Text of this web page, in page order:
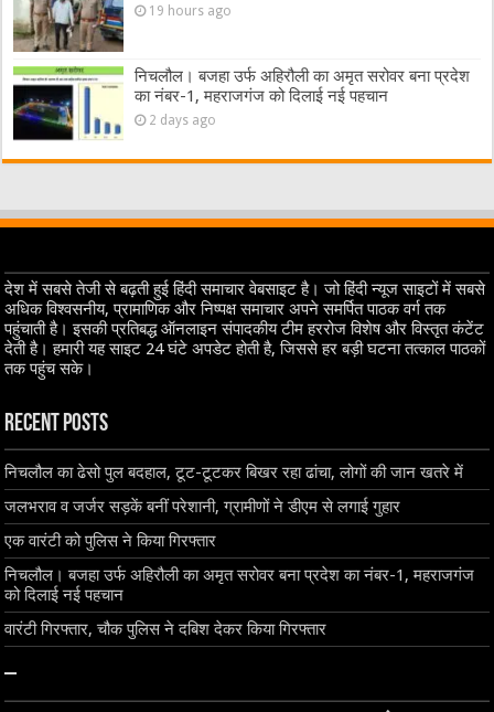
19 hours ago
निचलौल। बजहा उर्फ अहिरौली का अमृत सरोवर बना प्रदेश
का नंबर-1, महराजगंज को दिलाई नई पहचान
2 days ago
देश में सबसे तेजी से बढ़ती हुई हिंदी समाचार वेबसाइट है। जो हिंदी न्यूज साइटों में सबसे
अधिक विश्वसनीय, प्रामाणिक और निष्पक्ष समाचार अपने समर्पित पाठक वर्ग तक
पहुंचाती है। इसकी प्रतिबद्ध ऑनलाइन संपादकीय टीम हररोज विशेष और विस्तृत कंटेंट
देती है। हमारी यह साइट 24 घंटे अपडेट होती है, जिससे हर बड़ी घटना तत्काल पाठकों
तक पहुंच सके।
Recent Posts
निचलौल का ढेसो पुल बदहाल, टूट-टूटकर बिखर रहा ढांचा, लोगों की जान खतरे में
जलभराव व जर्जर सड़कें बनीं परेशानी, ग्रामीणों ने डीएम से लगाई गुहार
एक वारंटी को पुलिस ने किया गिरफ्तार
निचलौल। बजहा उर्फ अहिरौली का अमृत सरोवर बना प्रदेश का नंबर-1, महराजगंज
को दिलाई नई पहचान
वारंटी गिरफ्तार, चौक पुलिस ने दबिश देकर किया गिरफ्तार
–